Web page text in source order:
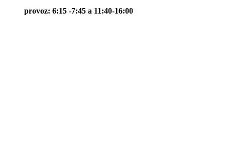
provoz: 6:15 -7:45 a 11:40-16:00